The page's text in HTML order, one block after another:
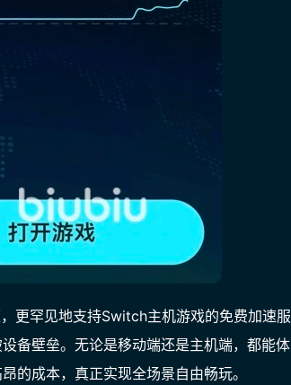
更罕见地支持Switch主机游戏的免费加速服
备壁垒。无论是移动端还是主机端，都能体
的成本，真正实现全场景自由畅玩。